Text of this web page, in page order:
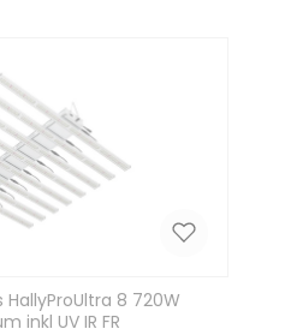
8 720W
inkl UV IR FR